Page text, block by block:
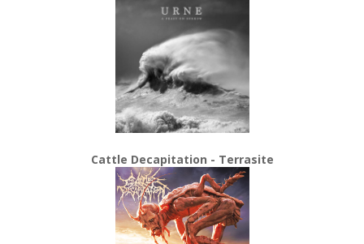
Cattle Decapitation - Terrasite